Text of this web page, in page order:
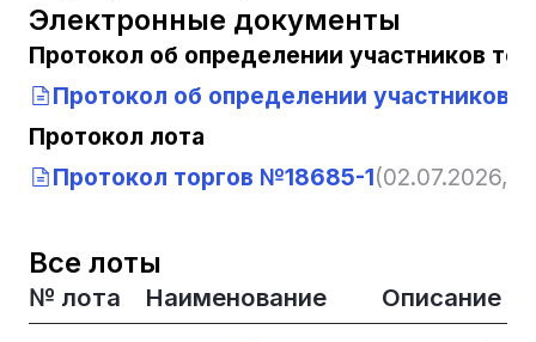
Электронные документы
Протокол об определении участников
Протокол об определении участников
Протокол лота
Протокол торгов №18685-1(02.07.2026,
Все лоты
№ лота Наименование Описание